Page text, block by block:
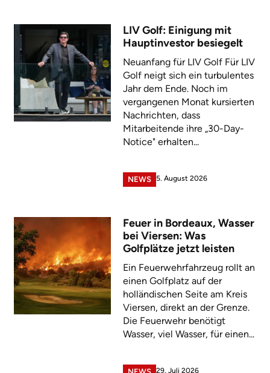
LIV Golf: Einigung mit
Hauptinvestor besiegelt
Neuanfang für LIV Golf Für LIV
Golf neigt sich ein turbulentes
Jahr dem Ende. Noch im
vergangenen Monat kursierten
Nachrichten, dass
Mitarbeitende ihre „30-Day-
Notice" erhalten...
NEWS 5. August 2026
Feuer in Bordeaux, Wasser
bei Viersen: Was
Golfplätze jetzt leisten
Ein Feuerwehrfahrzeug rollt an
einen Golfplatz auf der
holländischen Seite am Kreis
Viersen, direkt an der Grenze.
Die Feuerwehr benötigt
Wasser, viel Wasser, für einen...
29. Juli 2026